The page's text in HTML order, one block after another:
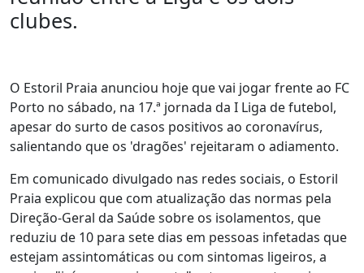
clubes.
O Estoril Praia anunciou hoje que vai jogar frente ao FC
Porto no sábado, na 17.ª jornada da I Liga de futebol,
apesar do surto de casos positivos ao coronavírus,
salientando que os 'dragões' rejeitaram o adiamento.
Em comunicado divulgado nas redes sociais, o Estoril
Praia explicou que com atualização das normas pela
Direção-Geral da Saúde sobre os isolamentos, que
reduziu de 10 para sete dias em pessoas infetadas que
estejam assintomáticas ou com sintomas ligeiros, a